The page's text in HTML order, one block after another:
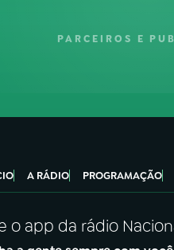
PARCEIROS E
A RÁDIO PROGRAMAÇÃO
o app da rádio